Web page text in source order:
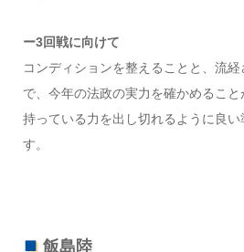
ー3回戦に向けて
コンディションを整えることと、流
で、今年の法政の実力を確かめるこ
持っている力を出し切れるように良
す。
飯島陸